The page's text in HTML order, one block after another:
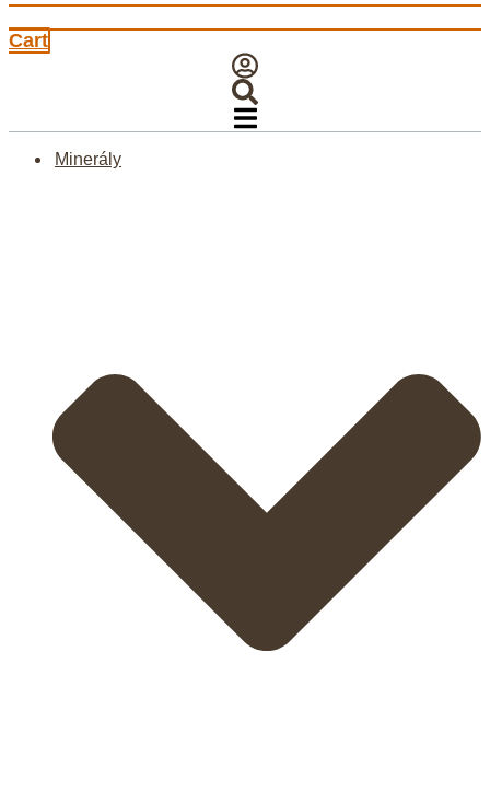
Cart
Minerály